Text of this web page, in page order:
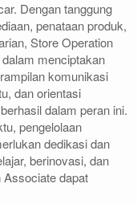
Dengan tanggung
penataan produk,
Store Operation
menciptakan
komunikasi
dan orientasi
dalam peran ini.
pengelolaan
dedikasi dan
berinovasi, dan
dapat